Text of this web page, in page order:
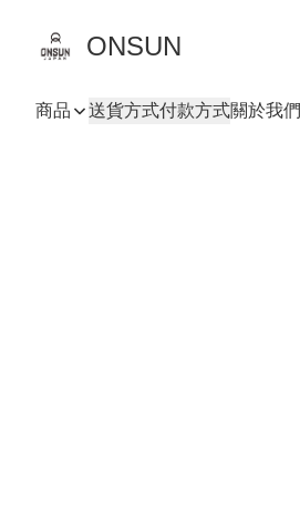
ONSUN
商品 送貨方式付款方式關於我們